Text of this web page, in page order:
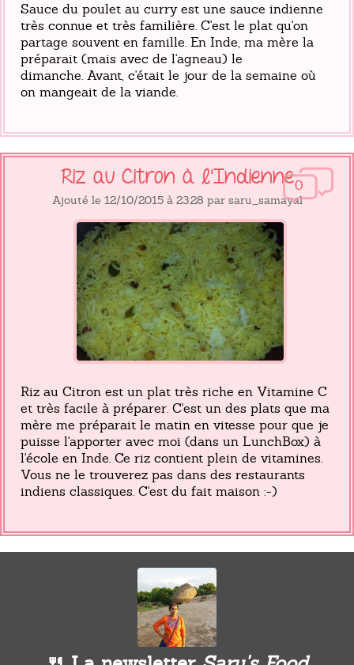
Sauce du poulet au curry est une sauce indienne
très connue et très familière. C'est le plat qu'on
partage souvent en famille. En Inde, ma mère la
préparait (mais avec de l'agneau) le
dimanche. Avant, c'était le jour de la semaine où
on mangeait de la viande.
0
Riz au Citron à l'Indienne
Ajouté le 12/10/2015 à 23:28 par saru_samayal
Riz au Citron est un plat très riche en Vitamine C
et très facile à préparer. C'est un des plats que ma
mère me préparait le matin en vitesse pour que je
puisse l'apporter avec moi (dans un LunchBox) à
l'école en Inde. Ce riz contient plein de vitamines.
Vous ne le trouverez pas dans des restaurants
indiens classiques. C'est du fait maison :-)